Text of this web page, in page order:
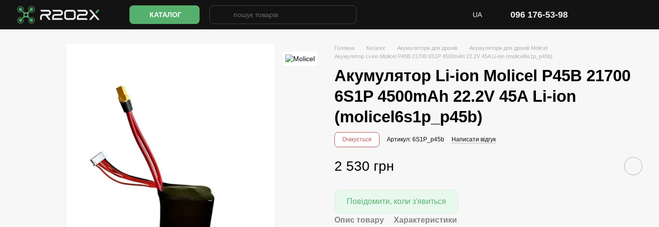
Перейти до основного контенту
КАТАЛОГ
UA 096 176-53-98
Головна Каталог Акумулятори для дронів
Акумулятори для дронів Molicel
Акумулятор Li-ion Molicel P45B 21700 6S1P 4500mAh 22.2V 45A Li-ion (molicel6s1p_p45b)
Акумулятор Li-ion Molicel P45B 21700
6S1P 4500mAh 22.2V 45A Li-ion
(molicel6s1p_p45b)
Очікується Артикул: 6S1P_p45b Написати відгук
2 530 грн
Повідомити, коли з'явиться
Опис товару Характеристики